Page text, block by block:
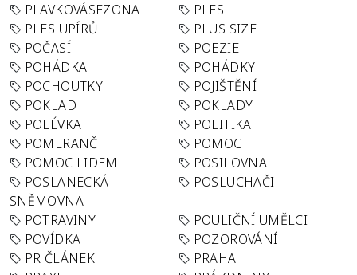
PLAVKOVÁSEZONA
PLES
PLES UPÍRŮ
PLUS SIZE
POČASÍ
POEZIE
POHÁDKA
POHÁDKY
POCHOUTKY
POJIŠTĚNÍ
POKLAD
POKLADY
POLÉVKA
POLITIKA
POMERANČ
POMOC
POMOC LIDEM
POSILOVNA
POSLANECKÁ
SNĚMOVNA
POSLUCHAČI
POTRAVINY
POULIČNÍ UMĚLCI
POVÍDKA
POZOROVÁNÍ
PR ČLÁNEK
PRAHA